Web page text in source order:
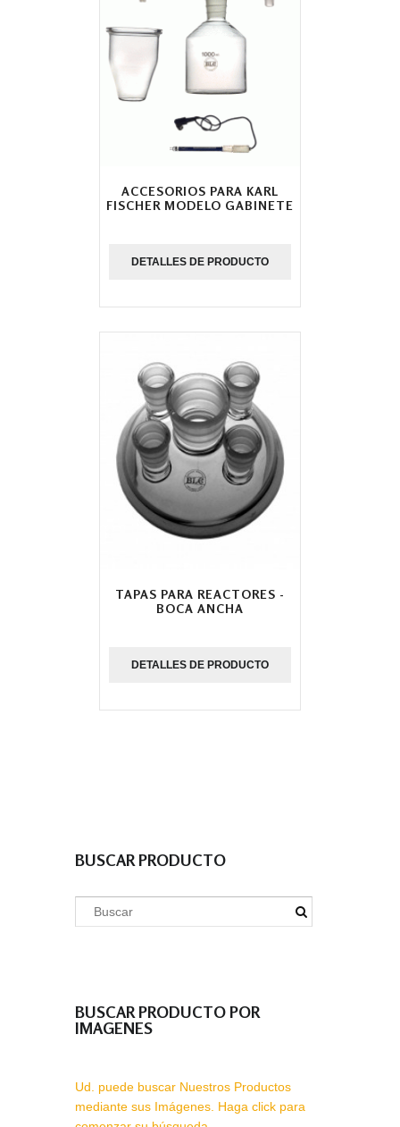
ACCESORIOS PARA KARL
FISCHER MODELO GABINETE
DETALLES DE PRODUCTO
TAPAS PARA REACTORES -
BOCA ANCHA
DETALLES DE PRODUCTO
BUSCAR PRODUCTO
BUSCAR PRODUCTO POR
IMAGENES
Ud. puede buscar Nuestros Productos
mediante sus Imágenes. Haga click para